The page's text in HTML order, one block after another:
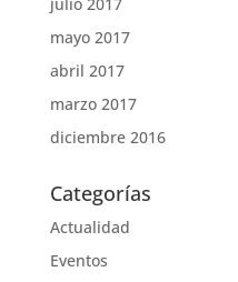
mayo 2017
abril 2017
marzo 2017
diciembre 2016
Categorías
Actualidad
Eventos